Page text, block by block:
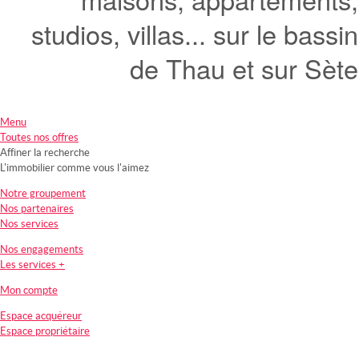
studios, villas... sur le bassin
de Thau et sur Sète
Menu
Toutes nos offres
Affiner la recherche
L'immobilier comme vous l'aimez
Notre groupement
Nos partenaires
Nos services
Nos engagements
Les services +
Mon compte
Espace acquéreur
Espace propriétaire